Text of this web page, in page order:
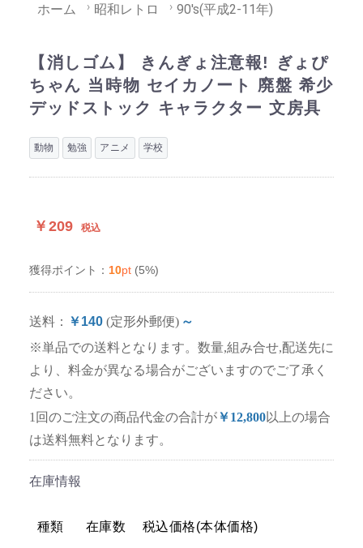
ホーム 昭和レトロ 90's(平成2-11年)
【消しゴム】 きんぎょ注意報! ぎょぴ
ちゃん 当時物 セイカノート 廃盤 希少
デッドストック キャラクター 文房具
動物 勉強 アニメ 学校
￥209 税込
獲得ポイント： 10pt (5%)
送料： ￥140 (定形外郵便) ～
※単品での送料となります。数量,組み合せ,配送先に
より、料金が異なる場合がございますのでご了承く
ださい。
1回のご注文の商品代金の合計が￥12,800以上の場合
は送料無料となります。
在庫情報
種類 在庫数 税込価格(本体価格)